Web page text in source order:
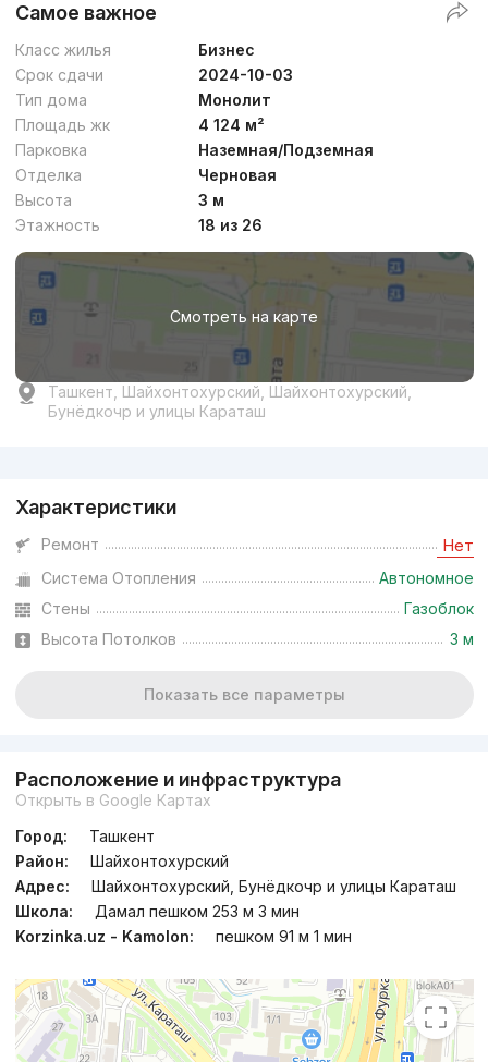
Самое важное
Класс жилья
Бизнес
Срок сдачи
2024-10-03
Тип дома
Монолит
Площадь жк
4 124 м²
Парковка
Наземная/Подземная
Отделка
Черновая
Высота
3 м
Этажность
18 из 26
Смотреть на карте
Ташкент, Шайхонтохурский, Шайхонтохурский,
Бунёдкочр и улицы Караташ
Характеристики
Ремонт Нет
Система Отопления
Автономное
Стены
Газоблок
Высота Потолков
3 м
Показать все параметры
Расположение и инфраструктура
Открыть в Google Картах
Город:
Ташкент
Район:
Шайхонтохурский
Адрес:
Шайхонтохурский, Бунёдкочр и улицы Караташ
Школа:
Дамал пешком 253 м 3 мин
Korzinka.uz - Kamolon:
пешком 91 м 1 мин